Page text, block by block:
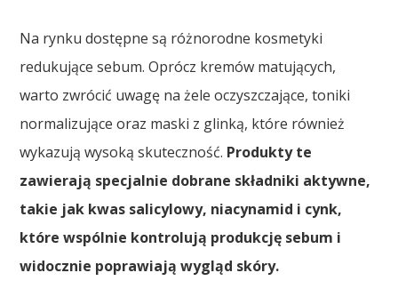
Na rynku dostępne są różnorodne kosmetyki
redukujące sebum. Oprócz kremów matujących,
warto zwrócić uwagę na żele oczyszczające, toniki
normalizujące oraz maski z glinką, które również
wykazują wysoką skuteczność. Produkty te
zawierają specjalnie dobrane składniki aktywne,
takie jak kwas salicylowy, niacynamid i cynk,
które wspólnie kontrolują produkcję sebum i
widocznie poprawiają wygląd skóry.